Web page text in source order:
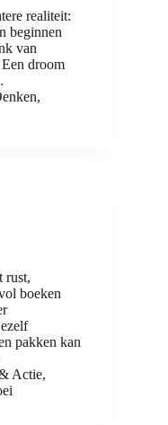
realiteit:
beginnen
van
droom
,
rust,
boeken
pakken kan
Actie,